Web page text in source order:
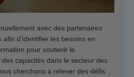
avec des partenaires
d’identifier les besoins en
pour soutenir le
capacités dans le secteur des
cherchons à relever des défis